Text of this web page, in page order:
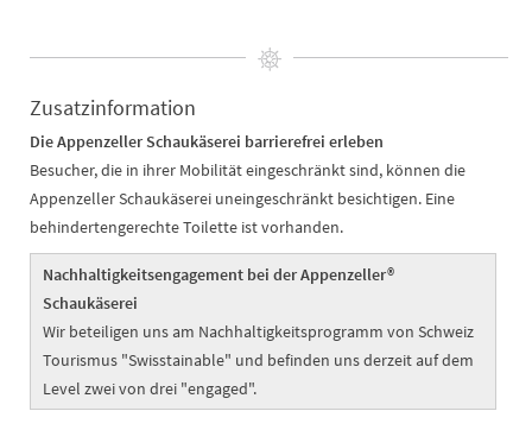
Zusatzinformation
Die Appenzeller Schaukäserei barrierefrei erleben
Besucher, die in ihrer Mobilität eingeschränkt sind, können die
Appenzeller Schaukäserei uneingeschränkt besichtigen. Eine
behindertengerechte Toilette ist vorhanden.
Nachhaltigkeitsengagement bei der Appenzeller®
Schaukäserei
Wir beteiligen uns am Nachhaltigkeitsprogramm von Schweiz
Tourismus "Swisstainable" und befinden uns derzeit auf dem
Level zwei von drei "engaged".